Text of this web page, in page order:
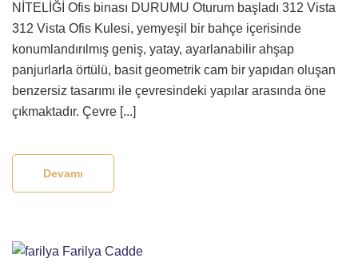
NİTELİĞİ Ofis binası DURUMU Oturum başladı 312 Vista
312 Vista Ofis Kulesi, yemyeşil bir bahçe içerisinde
konumlandırılmış geniş, yatay, ayarlanabilir ahşap
panjurlarla örtülü, basit geometrik cam bir yapıdan oluşan
benzersiz tasarımı ile çevresindeki yapılar arasında öne
çıkmaktadır. Çevre [...]
Devamı